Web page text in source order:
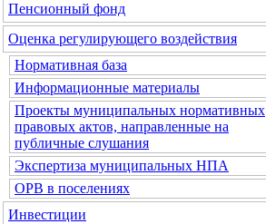
Пенсионный фонд
Оценка регулирующего воздействия
Нормативная база
Информационные материалы
Проекты муниципальных нормативных
правовых актов, направленные на
публичные слушания
Экспертиза муниципальных НПА
ОРВ в поселениях
Инвестиции